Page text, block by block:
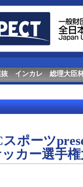
インカレ 総理大臣
スポーツ
カー選手